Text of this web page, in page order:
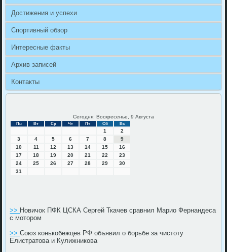
Достижения и успехи
Спортивный обзор
Интересные факты
Архив записей
Контакты
Сегодня: Воскресенье, 9 Августа
Пн Вт Ср Чт Пт Сб Вс
1
2
3
4 5 6 7 8
9
10
11 12 13 14 15
16
17
18 19 20 21 22
23
24
25 26 27 28 29
30
31
>> Новичок ПФК ЦСКА Сергей Ткачев сравнил Марио Фернандеса
с мотором
>>Союз конькобежцев РФ объявил о борьбе за чистоту
Елистратова и Кулижникова